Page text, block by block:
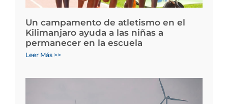
Un campamento de atletismo en el
Kilimanjaro ayuda a las niñas a
permanecer en la escuela
Leer Más >>